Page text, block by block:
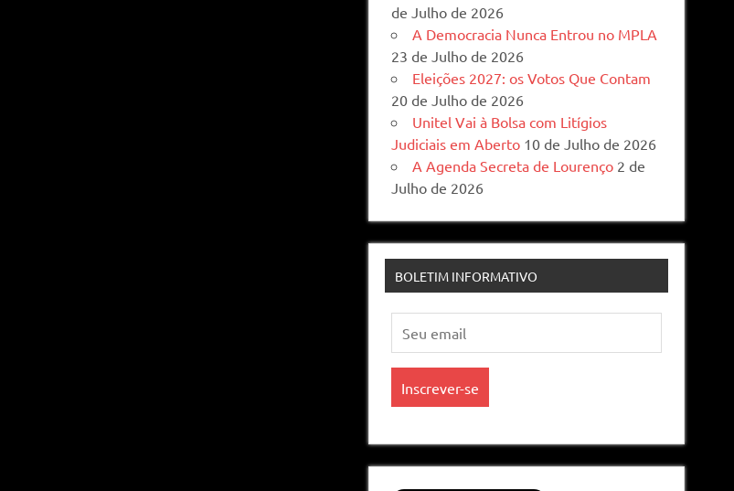
de Julho de 2026
A Democracia Nunca Entrou no MPLA
23 de Julho de 2026
Eleições 2027: os Votos Que Contam
20 de Julho de 2026
Unitel Vai à Bolsa com Litígios
Judiciais em Aberto 10 de Julho de 2026
A Agenda Secreta de Lourenço 2 de
Julho de 2026
BOLETIM INFORMATIVO